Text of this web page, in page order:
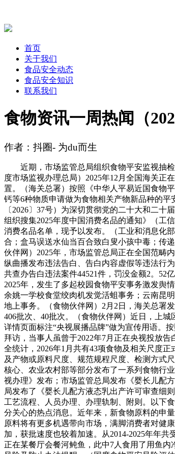
首页
关于我们
食品安全动态
食品安全知识
联系我们
食物资讯一周热闻（
作者：抖圈- 为du而生
近期，市场监管总局组织食物平安监视抽检
度市场监视办理总局）2025年12月全国海关正
置。（海关总署）按照《中华人平易近国食物
钙等6种物质申请做为食物相关产物新品种的
〔2026〕37号）为深切贯彻党的二十大和二
组织搜集2025年度中国消费名品的通知》（工
消费名品名单，现予以发布。（工业和消息化
合；盒马误送水仙当百合致白叟小孩中毒；传
伙伴网）2025年，市场监管总局正在全国范畴
纵曲播发布违法告白、告白内容虚假等违法行
共查办告白违法案件44521件，罚没金额2。52
2025年，发生了多起校园食物平安事务激发舆
余姚一学校食堂绞肉机发觉活蛆事务；云南昆
地上事务。（食物伙伴网）2月2日，海关总署
406批次、40批次。（食物伙伴网）近日，上
详情页面标注“央视展播品牌”做为宣传用语。
拜访，当事人虽曾于2022年7月正在央视投放
全统计，2026年1月共有43项食物及相关尺度
及产物或原料尺度、规范规程尺度、检测方式
核心、农业农村部等部分发布了一系列食物行
视办理》发布；市场监管总局发布《婴长儿配
局发布了《婴长儿配方液态乳出产许可审查细
工艺流程、人员办理、办理轨制、附则。以下
分关心的热点消息。近年来，新食物原料的申
原料将有更多机遇带向市场，满脚消费者对健
加，获批速度也较着加速。从2014-2025年年
正在某餐厅会餐河鲀鱼，此中7人食用了用鱼